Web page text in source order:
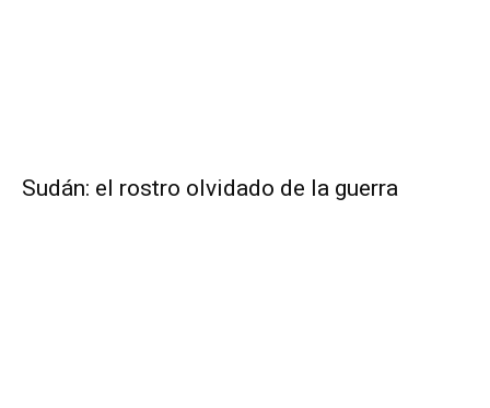
Sudán: el rostro olvidado de la guerra